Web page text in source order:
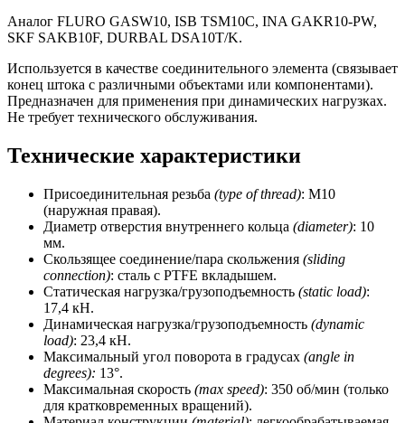
Аналог FLURO GASW10, ISB TSM10C, INA GAKR10-PW,
SKF SAKB10F, DURBAL DSA10T/K.
Используется в качестве соединительного элемента (связывает
конец штока с различными объектами или компонентами).
Предназначен для применения при динамических нагрузках.
Не требует технического обслуживания.
Технические характеристики
Присоединительная резьба (type of thread): M10
(наружная правая).
Диаметр отверстия внутреннего кольца (diameter): 10
мм.
Скользящее соединение/пара скольжения (sliding
connection): сталь с PTFE вкладышем.
Статическая нагрузка/грузоподъемность (static load):
17,4 кН.
Динамическая нагрузка/грузоподъемность (dynamic
load): 23,4 кН.
Максимальный угол поворота в градусах (angle in
degrees): 13°.
Максимальная скорость (max speed): 350 об/мин (только
для кратковременных вращений).